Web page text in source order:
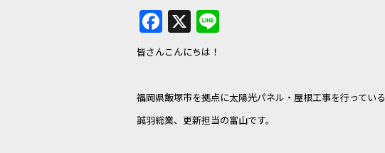
F
a
e
b
o
X
皆さんこんにちは！
福岡県飯塚市を拠点に太陽光パネル・屋根工事を行っている
誠羽総業、更新担当の富山です。